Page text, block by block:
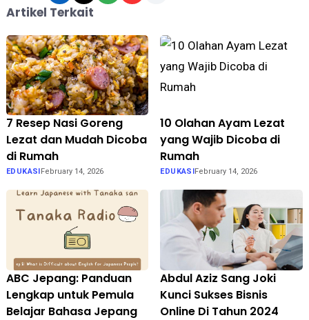
Artikel Terkait
7 Resep Nasi Goreng
Lezat dan Mudah Dicoba
di Rumah
EDUKASI February 14, 2026
10 Olahan Ayam Lezat
yang Wajib Dicoba di
Rumah
EDUKASI February 14, 2026
ABC Jepang: Panduan
Lengkap untuk Pemula
Belajar Bahasa Jepang
Abdul Aziz Sang Joki
Kunci Sukses Bisnis
Online Di Tahun 2024